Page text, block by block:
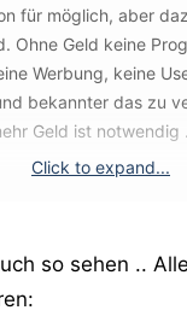
für möglich, aber
Ohne Geld keine
Werbung, keine
bekannter das zu
Geld ist notwendig
es ist, solche
abzuwerben.
Click to expand...
so sehen ..